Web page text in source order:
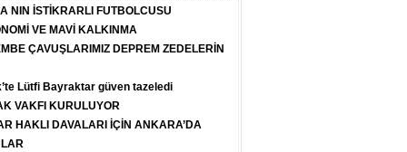
NIN İSTİKRARLI FUTBOLCUSU
VE MAVİ KALKINMA
ÇAVUŞLARIMIZ DEPREM ZEDELERİN
Lütfi Bayraktar güven tazeledi
VAKFI KURULUYOR
HAKLI DAVALARI İÇİN ANKARA’DA